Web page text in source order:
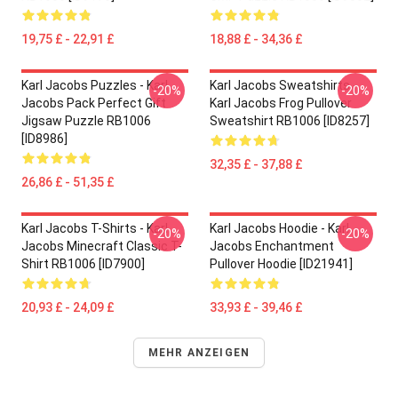
19,75 £ - 22,91 £ 18,88 £ - 34,36 £
Karl Jacobs Puzzles - Karl
Jacobs Pack Perfect Gift
Jigsaw Puzzle RB1006
[ID8986]
26,86 £ - 51,35 £
-20%
Karl Jacobs Sweatshirts -
Karl Jacobs Frog Pullover
Sweatshirt RB1006 [ID8257]
32,35 £ - 37,88 £
-20%
Karl Jacobs T-Shirts - Karl
Jacobs Minecraft Classic T-
Shirt RB1006 [ID7900]
20,93 £ - 24,09 £
-20%
Karl Jacobs Hoodie - Karl
Jacobs Enchantment
Pullover Hoodie [ID21941]
33,93 £ - 39,46 £
-20%
MEHR ANZEIGEN